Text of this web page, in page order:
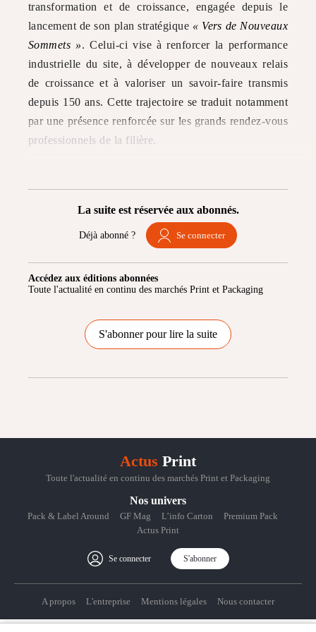
transformation et de croissance, engagée depuis le
lancement de son plan stratégique « Vers de Nouveaux
Sommets ». Celui-ci vise à renforcer la performance
industrielle du site, à développer de nouveaux relais
de croissance et à valoriser un savoir-faire transmis
depuis 150 ans. Cette trajectoire se traduit notamment
par une présence renforcée sur les grands rendez-vous
professionnels de la filière.
La suite est réservée aux abonnés.
Déjà abonné ? Se connecter
Accédez aux éditions abonnées
Toute l'actualité en continu des marchés Print et Packaging
S'abonner pour lire la suite
Actus Print
Toute l'actualité en continu des marchés Print et Packaging
Nos univers
Pack & Label Around GF Mag L’info Carton
Premium Pack
Actus Print
Se connecter S'abonner
A propos L'entreprise Mentions légales Nous contacter